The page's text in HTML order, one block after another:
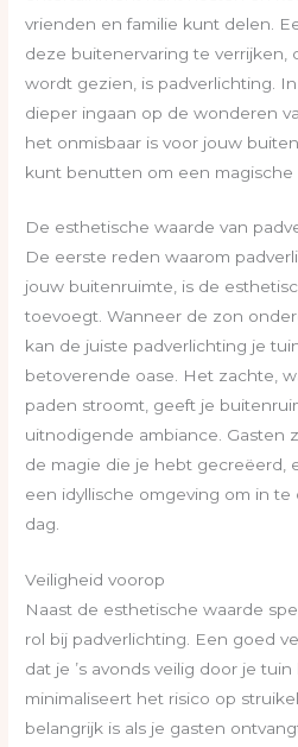
vrienden en familie kunt delen.
deze buitenervaring te verrijken,
wordt gezien, is padverlichting.
dieper ingaan op de wonderen
het onmisbaar is voor jouw
kunt benutten om een magische
De esthetische waarde van
De eerste reden waarom
jouw buitenruimte, is de
toevoegt. Wanneer de zon
kan de juiste padverlichting je
betoverende oase. Het zachte,
paden stroomt, geeft je
uitnodigende ambiance. Gasten
de magie die je hebt gecreëerd,
een idyllische omgeving om in
dag.
Veiligheid voorop
Naast de esthetische waarde
rol bij padverlichting. Een goed
dat je ’s avonds veilig door je
minimaliseert het risico op
belangrijk is als je gasten